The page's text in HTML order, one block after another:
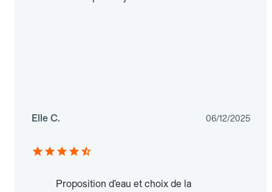
Elle C. 06/12/2025
Proposition d’eau et choix de la